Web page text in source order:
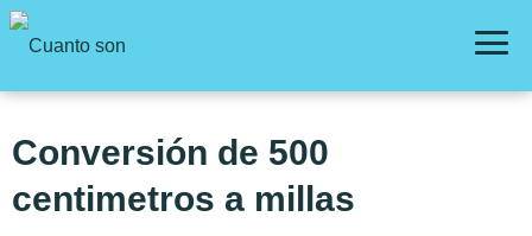
Conversión de 500
centimetros a millas